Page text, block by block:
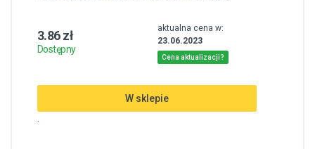
3.86 zł
Dostępny
aktualna cena w:
23.06.2023
Cena aktualizacji?
W sklepie
.